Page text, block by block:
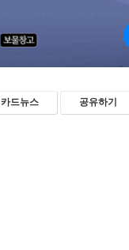
카드뉴스 공유하기